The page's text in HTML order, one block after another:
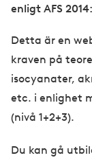
enligt AFS
Detta är en
kraven på
isocyanater,
etc. i enlighet
(nivå 1+2+3).
Du kan gå